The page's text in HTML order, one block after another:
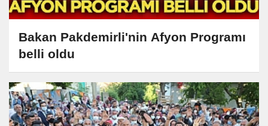
Bakan Pakdemirli'nin Afyon Programı
belli oldu